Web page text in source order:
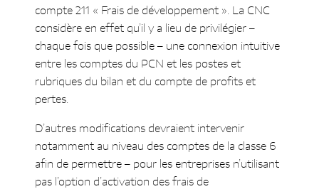
compte 211 « Frais de développement ». La CNC
considère en effet qu’il y a lieu de privilégier –
chaque fois que possible – une connexion intuitive
entre les comptes du PCN et les postes et
rubriques du bilan et du compte de profits et
pertes.
D’autres modifications devraient intervenir
notamment au niveau des comptes de la classe 6
afin de permettre – pour les entreprises n’utilisant
pas l’option d’activation des frais de